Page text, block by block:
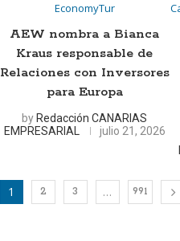
EconomyTur
AEW nombra a Bianca
Kraus responsable de
Relaciones con Inversores
para Europa
by Redacción CANARIAS
EMPRESARIAL
julio 21, 2026
1 2 3 … 991